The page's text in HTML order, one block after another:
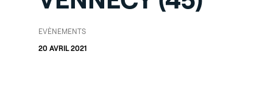
EVÈNEMENTS
20 AVRIL 2021